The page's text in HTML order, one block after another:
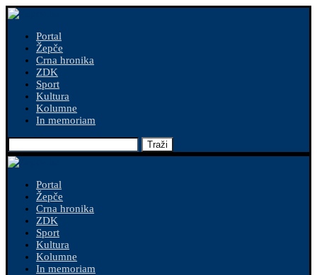
Portal
Žepče
Crna hronika
ZDK
Sport
Kultura
Kolumne
In memoriam
Traži
Portal
Žepče
Crna hronika
ZDK
Sport
Kultura
Kolumne
In memoriam